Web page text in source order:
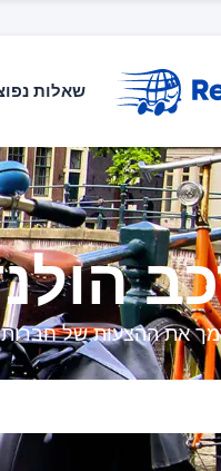
שאלות
את ההצעות של חברות